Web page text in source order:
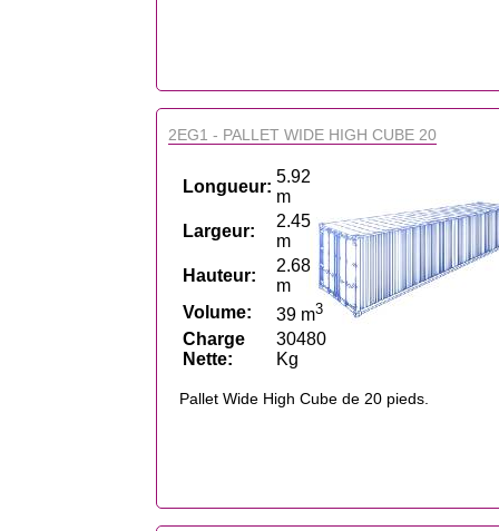
2EG1 - PALLET WIDE HIGH CUBE 20
Longueur:
5.92
m
Largeur:
2.45
m
Hauteur:
2.68
m
Volume:
39 m3
Charge
Nette:
30480
Kg
Pallet Wide High Cube de 20 pieds.